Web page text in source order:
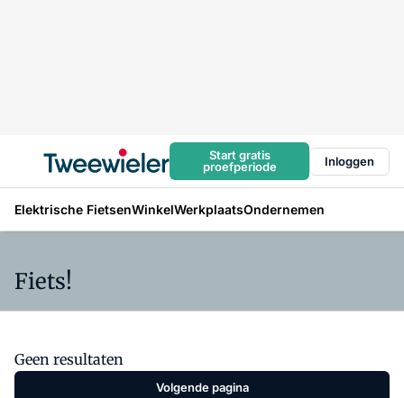
Start gratis
proefperiode
Inloggen
Elektrische FietsenWinkelWerkplaatsOndernemen
Fiets!
Geen resultaten
Volgende pagina